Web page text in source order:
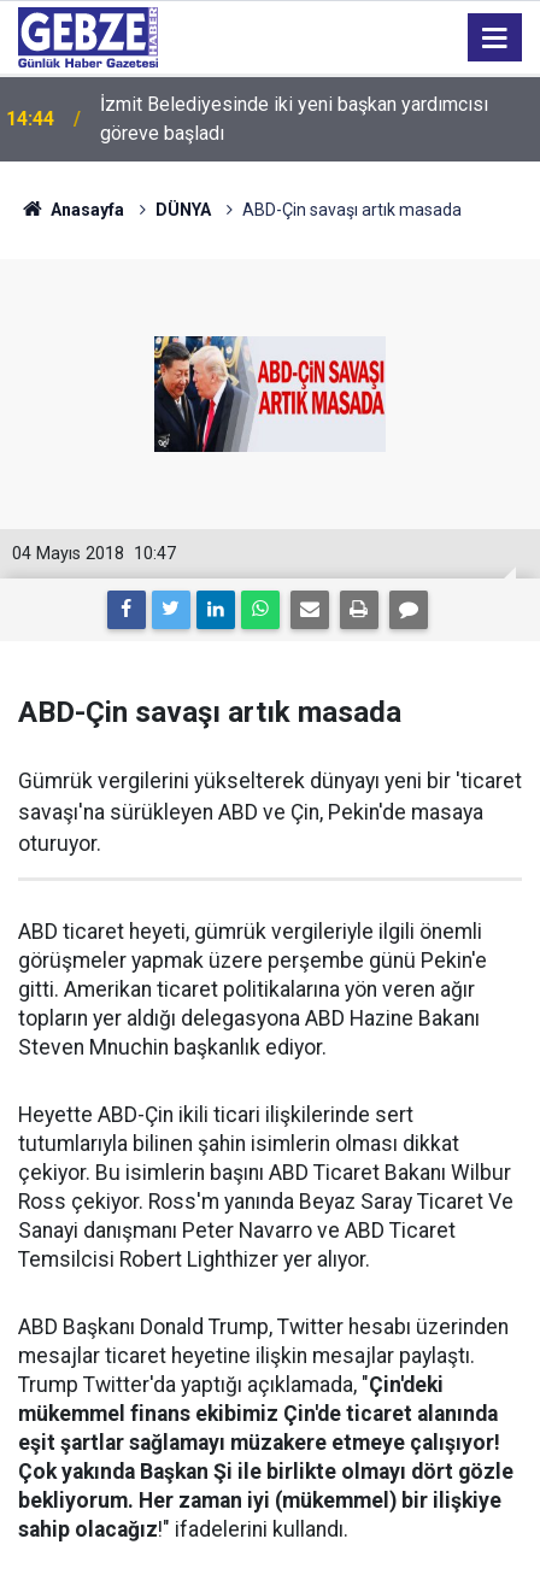
14:44
İzmit Belediyesinde iki yeni başkan yardımcısı
göreve başladı
Anasayfa DÜNYA ABD-Çin savaşı artık masada
10:47
04 Mayıs 2018
ABD-Çin savaşı artık masada
Gümrük vergilerini yükselterek dünyayı yeni bir 'ticaret
savaşı'na sürükleyen ABD ve Çin, Pekin'de masaya
oturuyor.
ABD ticaret heyeti, gümrük vergileriyle ilgili önemli
görüşmeler yapmak üzere perşembe günü Pekin'e
gitti. Amerikan ticaret politikalarına yön veren ağır
topların yer aldığı delegasyona ABD Hazine Bakanı
Steven Mnuchin başkanlık ediyor.
Heyette ABD-Çin ikili ticari ilişkilerinde sert
tutumlarıyla bilinen şahin isimlerin olması dikkat
çekiyor. Bu isimlerin başını ABD Ticaret Bakanı Wilbur
Ross çekiyor. Ross'm yanında Beyaz Saray Ticaret Ve
Sanayi danışmanı Peter Navarro ve ABD Ticaret
Temsilcisi Robert Lighthizer yer alıyor.
ABD Başkanı Donald Trump, Twitter hesabı üzerinden
mesajlar ticaret heyetine ilişkin mesajlar paylaştı.
Trump Twitter'da yaptığı açıklamada, "Çin'deki
mükemmel finans ekibimiz Çin'de ticaret alanında
eşit şartlar sağlamayı müzakere etmeye çalışıyor!
Çok yakında Başkan Şi ile birlikte olmayı dört gözle
bekliyorum. Her zaman iyi (mükemmel) bir ilişkiye
sahip olacağız!" ifadelerini kullandı.